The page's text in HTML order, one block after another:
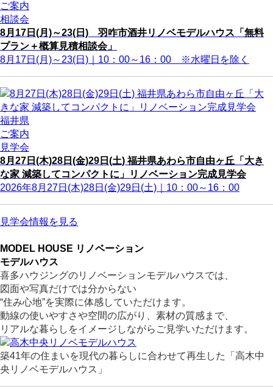
ご案内
相談会
8月17日(月)～23(日) 羽咋市酒井リノベモデルハウス「無料
プラン＋概算見積相談会」
8月17日(月)～23(日)｜10：00～16：00 ※水曜日を除く
福井県
ご案内
見学会
8月27日(木)28日(金)29日(土) 福井県あわら市自由ヶ丘「大き
な家 減築してコンパクトに」リノベーション完成見学会
2026年8月27日(木)28日(金)29日(土)｜10：00～16：00
見学会情報を見る
MODEL HOUSE リノベーション
モデルハウス
喜多ハウジングのリノベーションモデルハウスでは、
図面や写真だけでは分からない
“住み心地”を実際に体感していただけます。
動線の使いやすさや空間の広がり、素材の質感まで、
リアルな暮らしをイメージしながらご見学いただけます。
築41年の住まいを現代の暮らしに合わせて再生した「高木中
央リノベモデルハウス」